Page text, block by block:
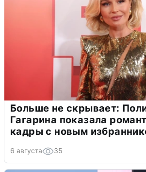
Больше не скрывает:
Гагарина показала
кадры с новым
6 августа 35